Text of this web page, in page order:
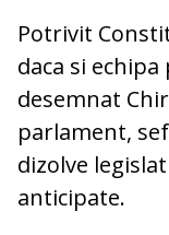
Potrivit
daca si
desemnat
parlament,
dizolve
anticipate.